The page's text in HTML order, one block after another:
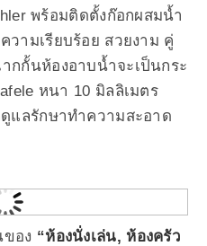
พร้อมติดตั้งก๊อกผสมน้ำ
วามเรียบร้อย สวยงาม คู่
กกั้นห้องอาบน้ำจะเป็นกระ
หนา 10 มิลลิเมตร
แลรักษาทำความสะอาด
อง “ห้องนั่งเล่น, ห้องครัว